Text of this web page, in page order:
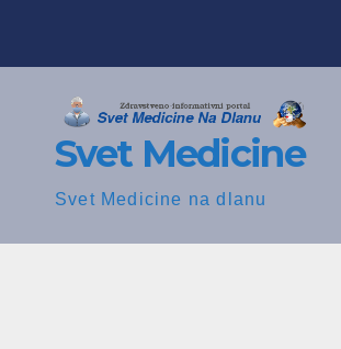
Svet Medicine
Svet Medicine na dlanu